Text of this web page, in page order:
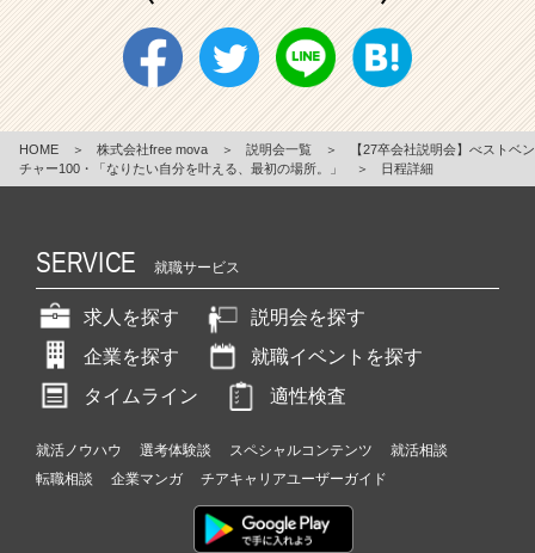
HOME ＞ 株式会社free mova ＞ 説明会一覧 ＞
【27卒会社説明会】べストベン
チャー100・「なりたい自分を叶える、最初の場所。」
＞ 日程詳細
SERVICE 就職サービス
求人を探す
説明会を探す
企業を探す
就職イベントを探す
タイムライン
適性検査
就活ノウハウ 選考体験談 スペシャルコンテンツ
就活相談
転職相談
企業マンガ チアキャリアユーザーガイド